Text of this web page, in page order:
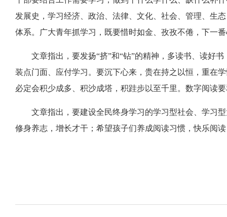
发展史，学习经济、政治、法律、文化、社会、管理、生
体系。广大青年抓学习，既要惜时如金、孜孜不倦，下一
文章指出，要发扬“挤”和“钻”的精神，多读书、读好
装点门面、应付学习。要沉下心来，贵在持之以恒，重在
必定会积少成多、积沙成塔，积跬步以至千里。数字阅读
文章指出，要建设全民终身学习的学习型社会、学习
修身养志，增长才干；希望孩子们养成阅读习惯，快乐阅